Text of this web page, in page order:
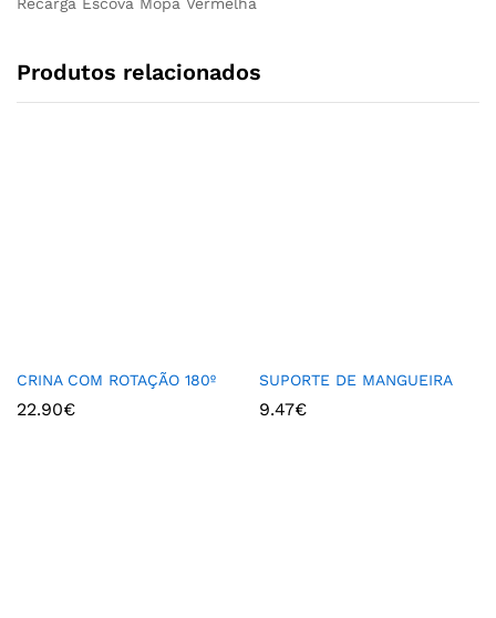
Produtos relacionados
CRINA COM ROTAÇÃO 180º
22.90€
SUPORTE DE MANGUEIRA
9.47€